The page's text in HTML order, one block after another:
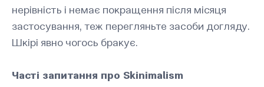
нерівність і немає покращення після місяця
застосування, теж перегляньте засоби догляду.
Шкірі явно чогось бракує.
Часті запитання про Skinimalism